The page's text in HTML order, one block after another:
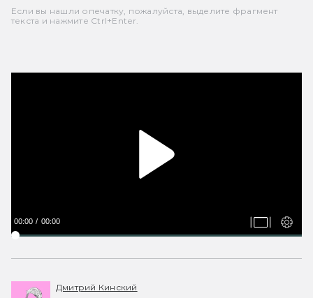
Если вы нашли опечатку, пожалуйста, выделите фрагмент
текста и нажмите Ctrl+Enter.
00:00 00:00
Дмитрий Кинский